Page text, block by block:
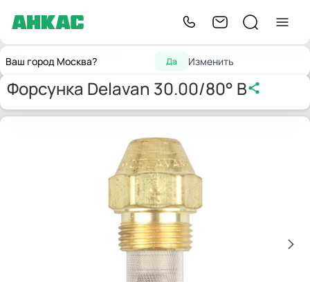
Ваш город Москва? Да Изменить
Главнаягорелок
ФорсункиB
Форсунка Delavan 30.00/80° B